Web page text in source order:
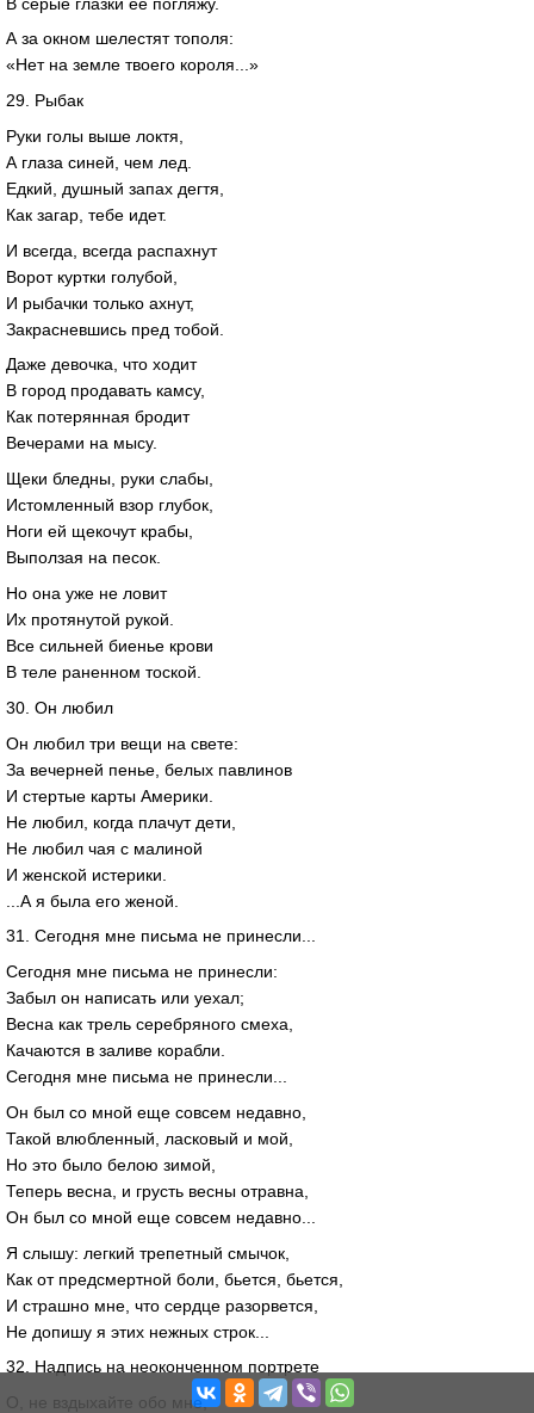
А за окном шелестят тополя:
«Нет на земле твоего короля...»
29. Рыбак
Руки голы выше локтя,
А глаза синей, чем лед.
Едкий, душный запах дегтя,
Как загар, тебе идет.
И всегда, всегда распахнут
Ворот куртки голубой,
И рыбачки только ахнут,
Закрасневшись пред тобой.
Даже девочка, что ходит
В город продавать камсу,
Как потерянная бродит
Вечерами на мысу.
Щеки бледны, руки слабы,
Истомленный взор глубок,
Ноги ей щекочут крабы,
Выползая на песок.
Но она уже не ловит
Их протянутой рукой.
Все сильней биенье крови
В теле раненном тоской.
30. Он любил
Он любил три вещи на свете:
За вечерней пенье, белых павлинов
И стертые карты Америки.
Не любил, когда плачут дети,
Не любил чая с малиной
И женской истерики.
...А я была его женой.
31. Сегодня мне письма не принесли...
Сегодня мне письма не принесли:
Забыл он написать или уехал;
Весна как трель серебряного смеха,
Качаются в заливе корабли.
Сегодня мне письма не принесли...
Он был со мной еще совсем недавно,
Такой влюбленный, ласковый и мой,
Но это было белою зимой,
Теперь весна, и грусть весны отравна,
Он был со мной еще совсем недавно...
Я слышу: легкий трепетный смычок,
Как от предсмертной боли, бьется, бьется,
И страшно мне, что сердце разорвется,
Не допишу я этих нежных строк...
32. Надпись на неоконченном портрете
О, не вздыхайте обо мне,